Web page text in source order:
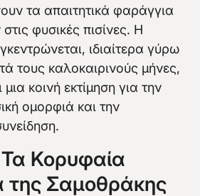
τα απαιτητικά φαράγγια
φυσικές πισίνες. Η
ιδιαίτερα γύρω
τους καλοκαιρινούς μήνες,
κοινή εκτίμηση για την
ομορφιά και την
Κορυφαία
της Σαμοθράκης